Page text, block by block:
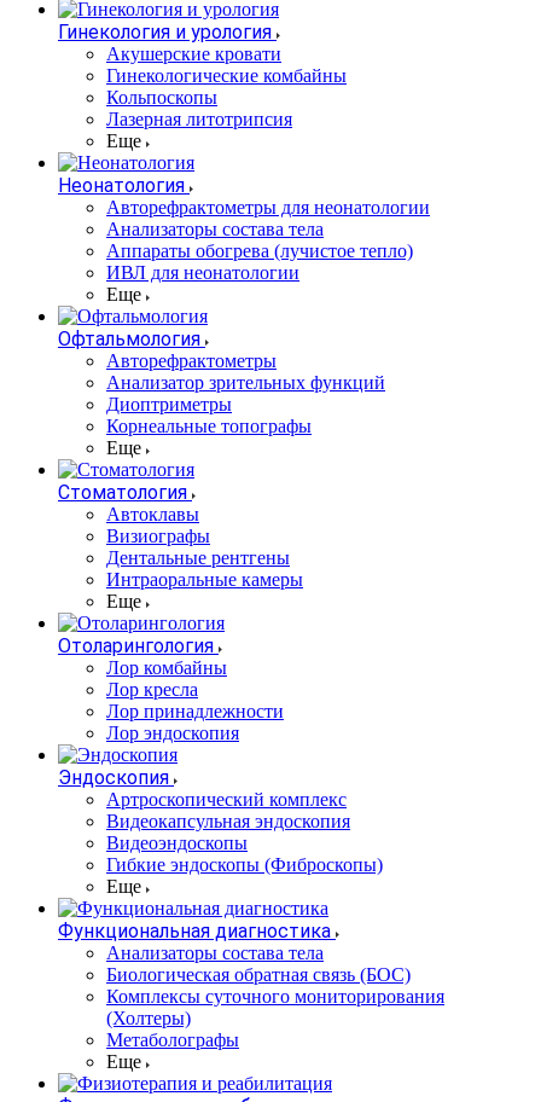
Гинекология и урология
Акушерские кровати
Гинекологические комбайны
Кольпоскопы
Лазерная литотрипсия
Еще
Неонатология
Авторефрактометры для неонатологии
Анализаторы состава тела
Аппараты обогрева (лучистое тепло)
ИВЛ для неонатологии
Еще
Офтальмология
Авторефрактометры
Анализатор зрительных функций
Диоптриметры
Корнеальные топографы
Еще
Стоматология
Автоклавы
Визиографы
Дентальные рентгены
Интраоральные камеры
Еще
Отоларингология
Лор комбайны
Лор кресла
Лор принадлежности
Лор эндоскопия
Эндоскопия
Артроскопический комплекс
Видеокапсульная эндоскопия
Видеоэндоскопы
Гибкие эндоскопы (Фиброcкопы)
Еще
Функциональная диагностика
Анализаторы состава тела
Биологическая обратная связь (БОС)
Комплексы суточного мониторирования
(Холтеры)
Метаболографы
Еще